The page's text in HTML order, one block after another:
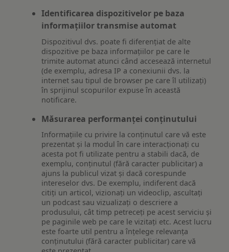
Identificarea dispozitivelor pe baza
informațiilor transmise automat
Dispozitivul dvs. poate fi diferențiat de alte
dispozitive pe baza informațiilor pe care le
trimite automat atunci când accesează internetul
(de exemplu, adresa IP a conexiunii dvs. la
internet sau tipul de browser pe care îl utilizați)
în sprijinul scopurilor expuse în această
notificare.
Măsurarea performanței conținutului
Informațiile cu privire la conținutul care vă este
prezentat și la modul în care interacționați cu
acesta pot fi utilizate pentru a stabili dacă, de
exemplu, conținutul (fără caracter publicitar) a
ajuns la publicul vizat și dacă corespunde
intereselor dvs. De exemplu, indiferent dacă
citiți un articol, vizionați un videoclip, ascultați
un podcast sau vizualizați o descriere a
produsului, cât timp petreceți pe acest serviciu și
pe paginile web pe care le vizitați etc. Acest lucru
este foarte util pentru a înțelege relevanța
conținutului (fără caracter publicitar) care vă